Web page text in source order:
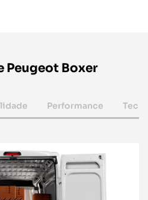
Peugeot Boxer
Performance